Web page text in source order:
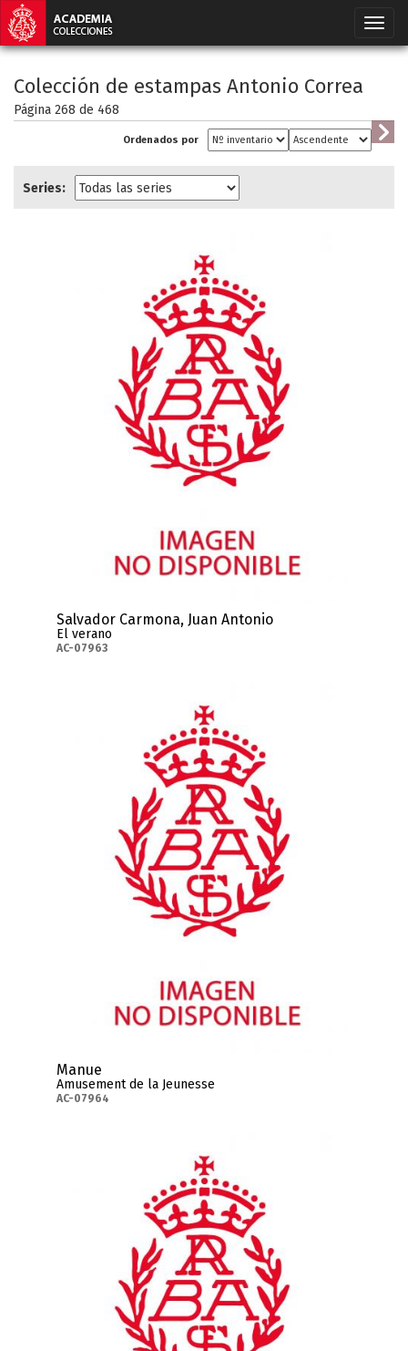
Colección de estampas Antonio Correa
Página 268 de 468
Ordenados por
Series:
Salvador Carmona, Juan Antonio
El verano
AC-07963
Manue
Amusement de la Jeunesse
AC-07964